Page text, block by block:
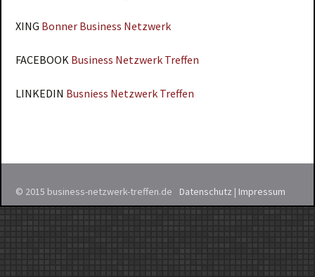
XING Bonner Business Netzwerk
FACEBOOK Business Netzwerk Treffen
LINKEDIN Busniess Netzwerk Treffen
© 2015 business-netzwerk-treffen.de Datenschutz | Impressum